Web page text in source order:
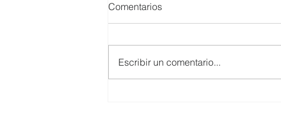
Comentarios
Escribir un comentario...